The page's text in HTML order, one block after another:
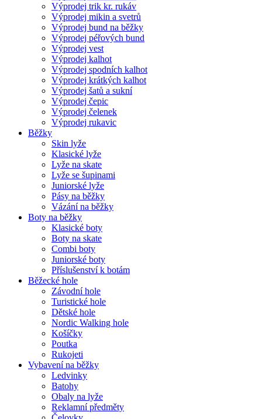
Výprodej trik kr. rukáv
Výprodej mikin a svetrů
Výprodej bund na běžky
Výprodej péřových bund
Výprodej vest
Výprodej kalhot
Výprodej spodních kalhot
Výprodej krátkých kalhot
Výprodej šatů a sukní
Výprodej čepic
Výprodej čelenek
Výprodej rukavic
Běžky
Skin lyže
Klasické lyže
Lyže na skate
Lyže se šupinami
Juniorské lyže
Pásy na běžky
Vázání na běžky
Boty na běžky
Klasické boty
Boty na skate
Combi boty
Juniorské boty
Příslušenství k botám
Běžecké hole
Závodní hole
Turistické hole
Dětské hole
Nordic Walking hole
Košíčky
Poutka
Rukojeti
Vybavení na běžky
Ledvinky
Batohy
Obaly na lyže
Reklamní předměty